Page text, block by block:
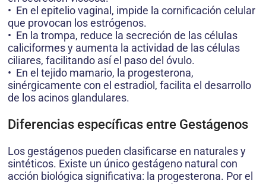
• En el epitelio vaginal, impide la cornificación celular
que provocan los estrógenos.
• En la trompa, reduce la secreción de las células
caliciformes y aumenta la actividad de las células
ciliares, facilitando así el paso del óvulo.
• En el tejido mamario, la progesterona,
sinérgicamente con el estradiol, facilita el desarrollo
de los acinos glandulares.
Diferencias específicas entre Gestágenos
Los gestágenos pueden clasificarse en naturales y
sintéticos. Existe un único gestágeno natural con
acción biológica significativa: la progesterona. Por el